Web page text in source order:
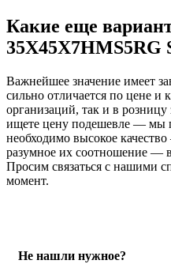
Какие еще
35X45X7HMS5RG
Важнейшее значение имеет
сильно отличается по цене и
организаций, так и в
ищете цену подешевле — мы
необходимо высокое
разумное их соотношение —
Просим связаться с нашими
момент.
Не нашли нужное?